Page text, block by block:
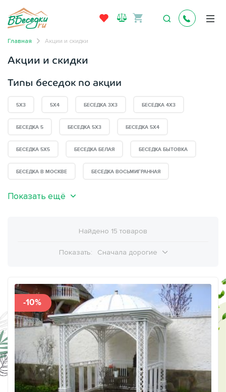
Главная Акции и скидки
Акции и скидки
Типы беседок по акции
5Х3 5Х4 БЕСЕДКА 3Х3 БЕСЕДКА 4X3
БЕСЕДКА 5 БЕСЕДКА 5Х3 БЕСЕДКА 5Х4
БЕСЕДКА 5Х5 БЕСЕДКА БЕЛАЯ БЕСЕДКА БЫТОВКА
БЕСЕДКА В МОСКВЕ БЕСЕДКА ВОСЬМИГРАННАЯ
Показать ещё
Найдено 15 товаров
Показать: Сначала дорогие
-10%